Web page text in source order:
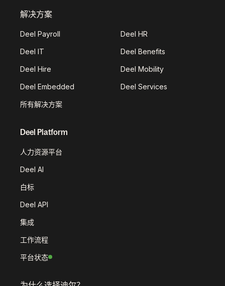
解决方案
Deel Payroll Deel HR
Deel IT Deel Benefits
Deel Hire Deel Mobility
Deel Embedded Deel Services
所有解决方案
Deel Platform
人力资源平台
Deel AI
白标
Deel API
集成
工作流程
平台状态